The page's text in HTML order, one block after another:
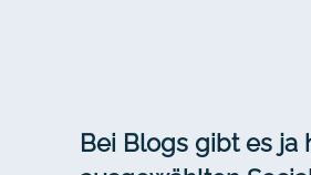
Bei Blogs gibt es ja